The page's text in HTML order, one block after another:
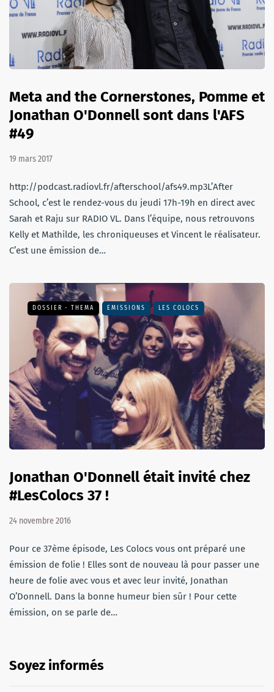
Meta and the Cornerstones, Pomme et
Jonathan O'Donnell sont dans l'AFS
#49
19 mars 2017
http://podcast.radiovl.fr/afterschool/afs49.mp3L’After
School, c’est le rendez-vous du jeudi 17h-19h en direct avec
Sarah et Raju sur RADIO VL. Dans l’équipe, nous retrouvons
Kelly et Mathilde, les chroniqueuses et Vincent le réalisateur.
C’est une émission de…
DOSSIER - THEMA EMISSIONS LES COLOCS
Jonathan O'Donnell était invité chez
#LesColocs 37 !
24 novembre 2016
Pour ce 37ème épisode, Les Colocs vous ont préparé une
émission de folie ! Elles sont de nouveau là pour passer une
heure de folie avec vous et avec leur invité, Jonathan
O’Donnell. Dans la bonne humeur bien sûr ! Pour cette
émission, on se parle de…
Soyez informés